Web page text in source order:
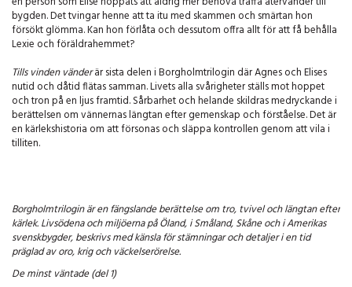
bygden. Det tvingar henne att ta itu med skammen och smärtan hon
försökt glömma. Kan hon förlåta och dessutom offra allt för att få behålla
Lexie och föräldrahemmet?
Tills vinden vänderär sista delen i Borgholmtrilogin där Agnes och Elises
nutid och dåtid flätas samman. Livets alla svårigheter ställs mot hoppet
och tron på en ljus framtid. Sårbarhet och helande skildras medryckande i
berättelsen om vännernas längtan efter gemenskap och förståelse. Det är
en kärlekshistoria om att försonas och släppa kontrollen genom att vila i
tilliten.
Borgholmtrilogin är en fängslande berättelse om tro, tvivel och längtan efter
kärlek. Livsödena och miljöerna på Öland, i Småland, Skåne och i Amerikas
svenskbygder, beskrivs med känsla för stämningar och detaljer i en tid
präglad av oro, krig och väckelserörelse.
De minst väntade (del 1)